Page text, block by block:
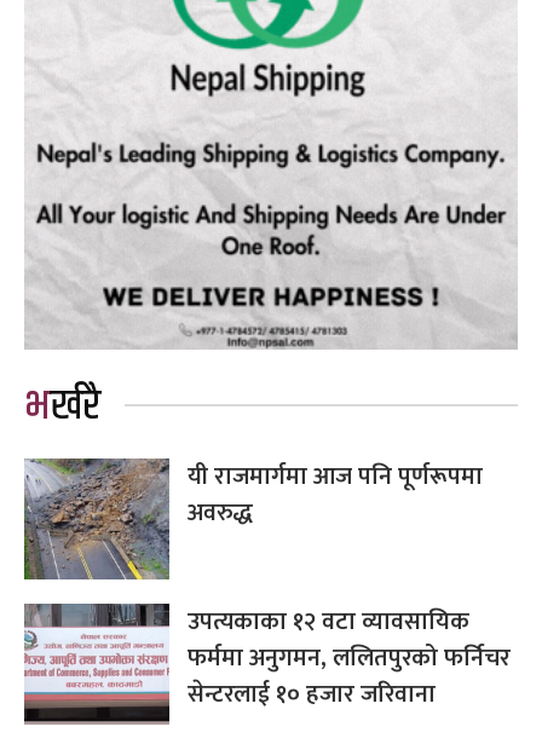
भर्खरै
यी राजमार्गमा आज पनि पूर्णरूपमा
अवरुद्ध
उपत्यकाका १२ वटा व्यावसायिक
फर्ममा अनुगमन, ललितपुरको फर्निचर
सेन्टरलाई १० हजार जरिवाना